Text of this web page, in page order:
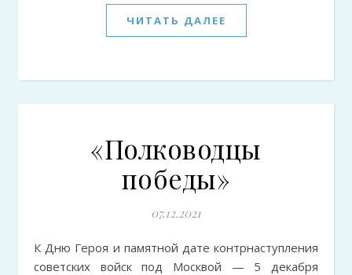
ЧИТАТЬ ДАЛЕЕ
«Полководцы
победы»
07.12.2021
К Дню Героя и памятной дате контрнаступления
советских войск под Москвой — 5 декабря